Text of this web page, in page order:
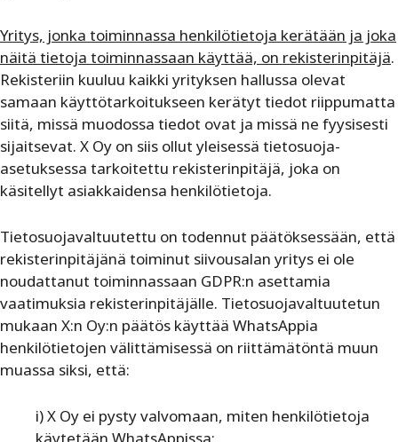
Yritys, jonka toiminnassa henkilötietoja kerätään ja joka
näitä tietoja toiminnassaan käyttää, on rekisterinpitäjä.
Rekisteriin kuuluu kaikki yrityksen hallussa olevat
samaan käyttötarkoitukseen kerätyt tiedot riippumatta
siitä, missä muodossa tiedot ovat ja missä ne fyysisesti
sijaitsevat. X Oy on siis ollut yleisessä tietosuoja-
asetuksessa tarkoitettu rekisterinpitäjä, joka on
käsitellyt asiakkaidensa henkilötietoja.
Tietosuojavaltuutettu on todennut päätöksessään, että
rekisterinpitäjänä toiminut siivousalan yritys ei ole
noudattanut toiminnassaan GDPR:n asettamia
vaatimuksia rekisterinpitäjälle. Tietosuojavaltuutetun
mukaan X:n Oy:n päätös käyttää WhatsAppia
henkilötietojen välittämisessä on riittämätöntä muun
muassa siksi, että:
i) X Oy ei pysty valvomaan, miten henkilötietoja